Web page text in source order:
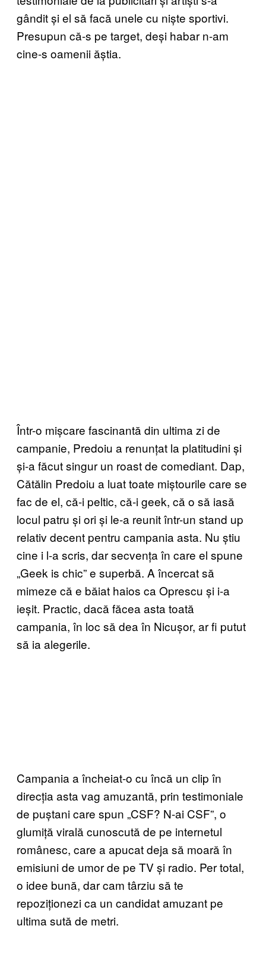
gândit și el să facă unele cu niște sportivi.
Presupun că-s pe target, deși habar n-am
cine-s oamenii ăștia.
Într-o mișcare fascinantă din ultima zi de
campanie, Predoiu a renunțat la platitudini și
și-a făcut singur un roast de comediant. Dap,
Cătălin Predoiu a luat toate miștourile care se
fac de el, că-i peltic, că-i geek, că o să iasă
locul patru și ori și le-a reunit într-un stand up
relativ decent pentru campania asta. Nu știu
cine i l-a scris, dar secvența în care el spune
„Geek is chic” e superbă. A încercat să
mimeze că e băiat haios ca Oprescu și i-a
ieșit. Practic, dacă făcea asta toată
campania, în loc să dea în Nicușor, ar fi putut
să ia alegerile.
Campania a încheiat-o cu încă un clip în
direcția asta vag amuzantă, prin testimoniale
de puștani care spun „CSF? N-ai CSF”, o
glumiță virală cunoscută de pe internetul
românesc, care a apucat deja să moară în
emisiuni de umor de pe TV și radio. Per total,
o idee bună, dar cam târziu să te
repoziționezi ca un candidat amuzant pe
ultima sută de metri.